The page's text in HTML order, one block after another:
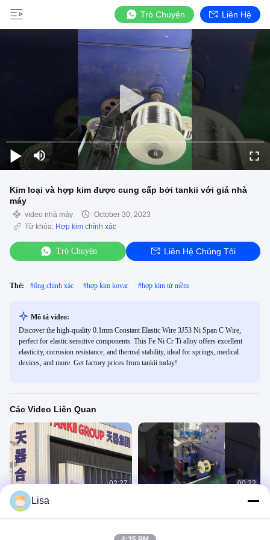
Trò Chuyện Liên Hệ
Kim loại và hợp kim được cung cấp bởi tankii với giá nhà
máy
video nhà máy
October 30, 2023
Từ khóa: Hợp kim chính xác
Trò Chuyện Liên Hệ Chúng Tôi
Thẻ: #ống chính xác #hợp kim kovar #hợp kim từ mềm
Mô tả video:
Discover the high-quality 0.1mm Constant Elastic Wire 3J53 Ni Span C Wire,
perfect for elastic sensitive components. This Fe Ni Cr Ti alloy offers excellent
elasticity, corrosion resistance, and thermal stability, ideal for springs, medical
devices, and more. Get factory prices from tankii today!
Các Video Liên Quan
02:27
Nhà máy mới
Video Nhà Máy
00:22
Đường dây sản xuất điện từ tankii
Lisa